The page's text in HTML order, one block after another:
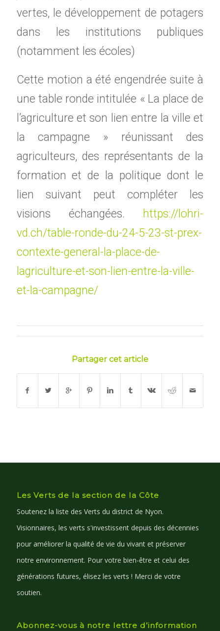
vertes, le développement de potagers
dans les institutions publiques
(notamment les écoles)
Cette motion a été engendrée suite à
une table ronde intitulée « La place de
l’agriculture et son lien entre la ville et
la campagne » réunissant des
agriculteurs, des représentants de la
formation et de la politique dont le
lien suivant peut compléter les
visions échangées. https://lohri-
vd.ch/table-ronde-du-24-5-23-st-prex-
contexte-general-la-place-de-
lagriculture-et-son-lien-entre-la-ville-
et-la-campagne/
Partager cet article
Les Verts de la section de la Côte
Soutenez la liste des Verts du district de Nyon.
Visionnaires, les verts s'investissent depuis des décennies
pour améliorer la qualité de vie du vivant et préserver
notre environnement. Pour votre bien-être et celui des
générations futures, élisez les verts ! Merci de votre
soutien.
Abonnez-vous à notre lettre d’information